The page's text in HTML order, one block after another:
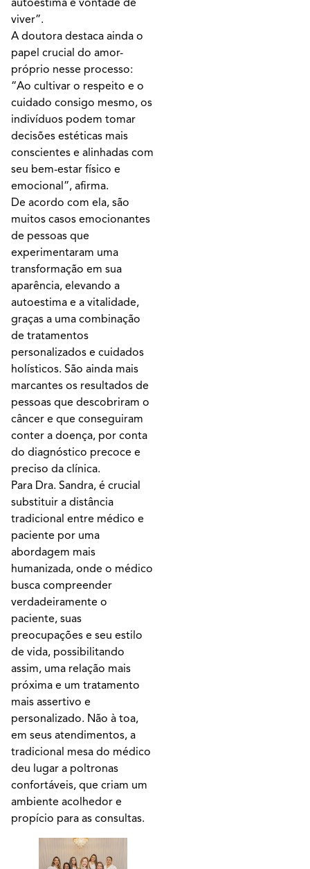
viver”.
A doutora destaca ainda o
papel crucial do amor-
próprio nesse processo:
“Ao cultivar o respeito e o
cuidado consigo mesmo, os
indivíduos podem tomar
decisões estéticas mais
conscientes e alinhadas com
seu bem-estar físico e
emocional”, afirma.
De acordo com ela, são
muitos casos emocionantes
de pessoas que
experimentaram uma
transformação em sua
aparência, elevando a
autoestima e a vitalidade,
graças a uma combinação
de tratamentos
personalizados e cuidados
holísticos. São ainda mais
marcantes os resultados de
pessoas que descobriram o
câncer e que conseguiram
conter a doença, por conta
do diagnóstico precoce e
preciso da clínica.
Para Dra. Sandra, é crucial
substituir a distância
tradicional entre médico e
paciente por uma
abordagem mais
humanizada, onde o médico
busca compreender
verdadeiramente o
paciente, suas
preocupações e seu estilo
de vida, possibilitando
assim, uma relação mais
próxima e um tratamento
mais assertivo e
personalizado. Não à toa,
em seus atendimentos, a
tradicional mesa do médico
deu lugar a poltronas
confortáveis, que criam um
ambiente acolhedor e
propício para as consultas.